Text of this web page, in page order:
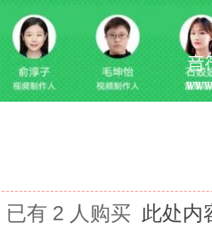
已有 2 人购买 此处内